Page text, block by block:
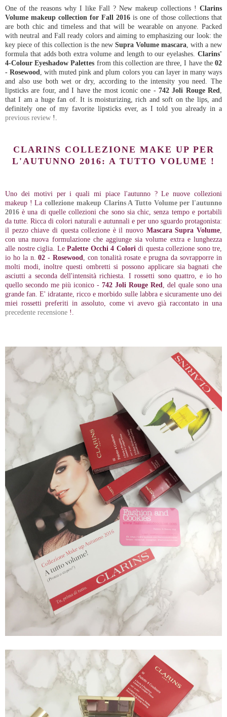
One of the reasons why I like Fall ? New makeup collections ! Clarins
Volume makeup collection for Fall 2016 is one of those collections that
are both chic and timeless and that will be wearable on anyone. Packed
with neutral and Fall ready colors and aiming to emphasizing our look: the
key piece of this collection is the new Supra Volume mascara , with a new
formula that adds both extra volume and length to our eyelashes. Clarins'
4-Colour Eyeshadow Palettes from this collection are three, I have the02
- Rosewood , with muted pink and plum colors you can layer in many ways
and also use both wet or dry, according to the intensity you need. The
lipsticks are four, and I have the most iconic one - 742 Joli Rouge Red
that I am a huge fan of. It is moisturizing, rich and soft on the lips, and
definitely one of my favorite lipsticks ever, as I told you already in a
previous review !.
CLARINS COLLEZIONE MAKE UP PER
L'AUTUNNO 2016: A TUTTO VOLUME !
Uno dei motivi per i quali mi piace l'autunno ? Le nuove collezioni
makeup ! Lacollezione makeup Clarins A Tutto Volume per l'autunno
2016 è una di quelle collezioni che sono sia chic, senza tempo e portabili
da tutte. Ricca di colori naturali e autunnali e per uno sguardo protagonista:
il pezzo chiave di questa collezione è il nuovo Mascara Supra Volume
con una nuova formulazione che aggiunge sia volume extra e lunghezza
alle nostre ciglia. Le Palette Occhi 4 Colori di questa collezione sono tre,
io ho la n.02 - Rosewood , con tonalità rosate e prugna da sovrapporre in
molti modi, inoltre questi ombretti si possono applicare sia bagnati che
asciutti a seconda dell'intensità richiesta. I rossetti sono quattro, e io ho
quello secondo me più iconico - 742 Joli Rouge Red , del quale sono una
grande fan. E' idratante, ricco e morbido sulle labbra e sicuramente uno dei
miei rossetti preferiti in assoluto, come vi avevo già raccontato in una
precedente recensione !.